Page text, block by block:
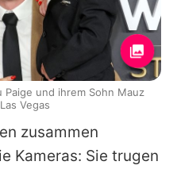
zusammen
Kameras: Sie trugen
und ihrem Sohn Mauz
Vegas